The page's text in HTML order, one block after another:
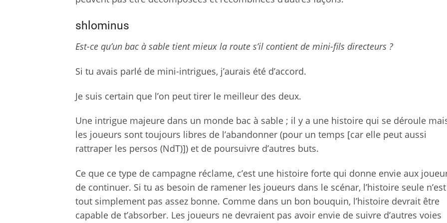
shlominus
Est-ce qu’un bac à sable tient mieux la route s’il contient de mini-fils directeurs ?
Si tu avais parlé de mini-intrigues, j’aurais été d’accord.
Je suis certain que l’on peut tirer le meilleur des deux.
Une intrigue majeure dans un monde bac à sable ; il y a une histoire qui se déroule
les joueurs sont toujours libres de l’abandonner (pour un temps [car elle peut aussi
rattraper les persos (NdT)]) et de poursuivre d’autres buts.
Ce que ce type de campagne réclame, c’est une histoire forte qui donne envie aux
de continuer. Si tu as besoin de ramener les joueurs dans le scénar, l’histoire seule n’est
tout simplement pas assez bonne. Comme dans un bon bouquin, l’histoire devrait être
capable de t’absorber. Les joueurs ne devraient pas avoir envie de suivre d’autres voies